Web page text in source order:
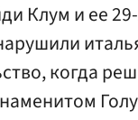
Клум и ее
когда